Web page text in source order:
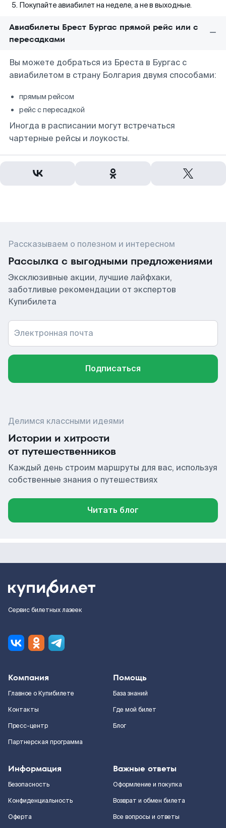
Покупайте авиабилет на неделе, а не в выходные.
Авиабилеты Брест Бургас прямой рейс или с
пересадками
Вы можете добраться из Бреста в Бургас с
авиабилетом в страну Болгария двумя способами:
прямым рейсом
рейс с пересадкой
Иногда в расписании могут встречаться
чартерные рейсы и лоукосты.
Рассказываем о полезном и интересном
Рассылка с выгодными предложениями
Эксклюзивные акции, лучшие лайфхаки,
заботливые рекомендации от экспертов
Купибилета
Электронная почта
Подписаться
Делимся классными идеями
Истории и хитрости
от путешественников
Каждый день строим маршруты для вас, используя
собственные знания о путешествиях
Читать блог
Сервис билетных лазеек
Компания
Главное о Купибилете
Контакты
Пресс-центр
Партнерская программа
Помощь
База знаний
Где мой билет
Блог
Информация
Безопасность
Конфиденциальность
Оферта
Важные ответы
Оформление и покупка
Возврат и обмен билета
Все вопросы и ответы